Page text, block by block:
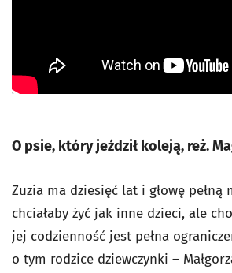
O psie, który jeździł koleją, reż.
Zuzia ma dziesięć lat i głowę pełną
chciałaby żyć jak inne dzieci, ale
jej codzienność jest pełna
o tym rodzice dziewczynki –